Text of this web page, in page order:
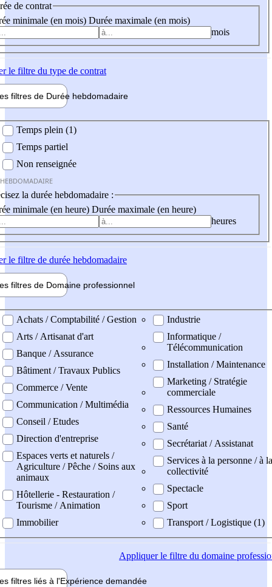
de contrat
minimale (en mois) Durée maximale (en mois)
mois
le filtre du type de contrat
filtres de Durée hebdomadaire
Temps plein (1)
Temps partiel
Non renseignée
la durée hebdomadaire :
minimale (en heure) Durée maximale (en heure)
heures
le filtre de durée hebdomadaire
filtres de Domaine professionnel
professionel
Achats / Comptabilité / Gestion
Arts / Artisanat d'art
Banque / Assurance
Bâtiment / Travaux Publics
Commerce / Vente
Communication / Multimédia
Conseil / Etudes
Direction d'entreprise
Espaces verts et naturels /
Agriculture / Pêche / Soins aux
animaux
Hôtellerie - Restauration /
Tourisme / Animation
Immobilier
Industrie
Informatique /
Télécommunication
Installation / Maintenance
Marketing / Stratégie
commerciale
Ressources Humaines
Santé
Secrétariat / Assistanat
Services à la personne / à la
collectivité
Spectacle
Sport
Transport / Logistique (1)
Appliquerle filtre du domaine
filtres liés à l'Expérience demandée